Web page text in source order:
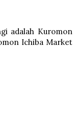
adalah Kuromon
Ichiba Market